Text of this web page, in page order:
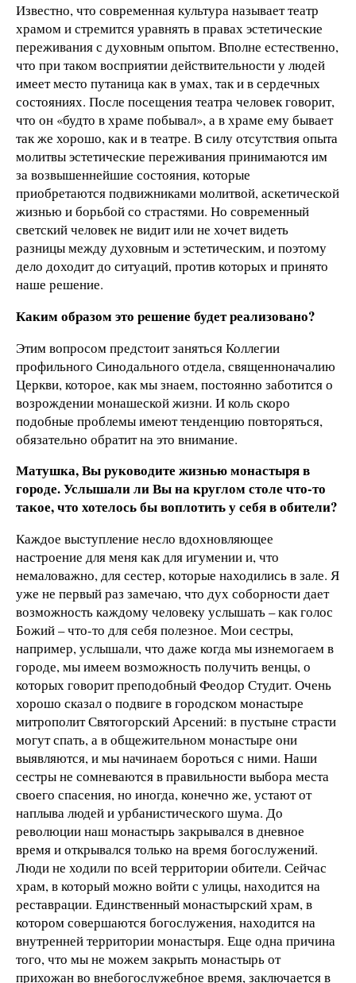
Известно, что современная культура называет театр
храмом и стремится уравнять в правах эстетические
переживания с духовным опытом. Вполне естественно,
что при таком восприятии действительности у людей
имеет место путаница как в умах, так и в сердечных
состояниях. После посещения театра человек говорит,
что он «будто в храме побывал», а в храме ему бывает
так же хорошо, как и в театре. В силу отсутствия опыта
молитвы эстетические переживания принимаются им
за возвышеннейшие состояния, которые
приобретаются подвижниками молитвой, аскетической
жизнью и борьбой со страстями. Но современный
светский человек не видит или не хочет видеть
разницы между духовным и эстетическим, и поэтому
дело доходит до ситуаций, против которых и принято
наше решение.
Каким образом это решение будет реализовано?
Этим вопросом предстоит заняться Коллегии
профильного Синодального отдела, священноначалию
Церкви, которое, как мы знаем, постоянно заботится о
возрождении монашеской жизни. И коль скоро
подобные проблемы имеют тенденцию повторяться,
обязательно обратит на это внимание.
Матушка, Вы руководите жизнью монастыря в
городе. Услышали ли Вы на круглом столе что-то
такое, что хотелось бы воплотить у себя в обители?
Каждое выступление несло вдохновляющее
настроение для меня как для игумении и, что
немаловажно, для сестер, которые находились в зале. Я
уже не первый раз замечаю, что дух соборности дает
возможность каждому человеку услышать – как голос
Божий – что-то для себя полезное. Мои сестры,
например, услышали, что даже когда мы изнемогаем в
городе, мы имеем возможность получить венцы, о
которых говорит преподобный Феодор Студит. Очень
хорошо сказал о подвиге в городском монастыре
митрополит Святогорский Арсений: в пустыне страсти
могут спать, а в общежительном монастыре они
выявляются, и мы начинаем бороться с ними. Наши
сестры не сомневаются в правильности выбора места
своего спасения, но иногда, конечно же, устают от
наплыва людей и урбанистического шума. До
революции наш монастырь закрывался в дневное
время и открывался только на время богослужений.
Люди не ходили по всей территории обители. Сейчас
храм, в который можно войти с улицы, находится на
реставрации. Единственный монастырский храм, в
котором совершаются богослужения, находится на
внутренней территории монастыря. Еще одна причина
того, что мы не можем закрыть монастырь от
прихожан во внебогослужебное время, заключается в